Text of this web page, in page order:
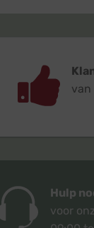
van
Hulp
voor